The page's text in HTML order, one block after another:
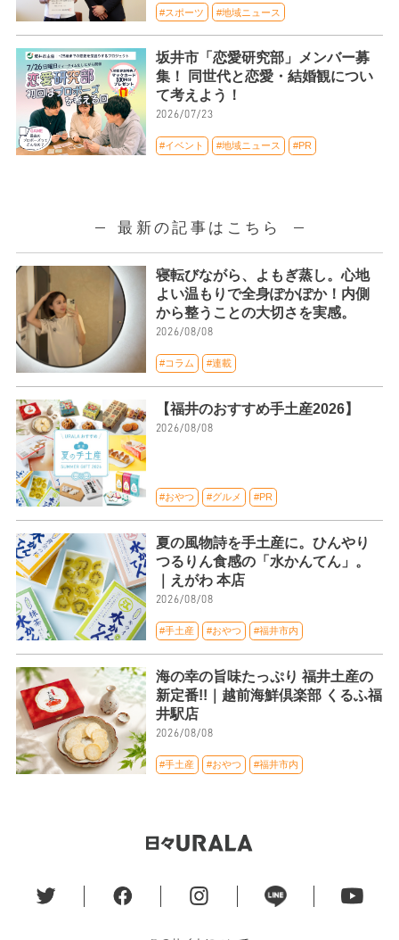
#スポーツ #地域ニュース
坂井市「恋愛研究部」メンバー募
集！ 同世代と恋愛・結婚観につい
て考えよう！
2026/07/23
#イベント #地域ニュース #PR
最新の記事はこちら
寝転びながら、よもぎ蒸し。心地
よい温もりで全身ぽかぽか！内側
から整うことの大切さを実感。
2026/08/08
#コラム #連載
【福井のおすすめ手土産2026】
2026/08/08
#おやつ #グルメ #PR
夏の風物詩を手土産に。ひんやり
つるりん食感の「水かんてん」。
｜えがわ 本店
2026/08/08
#手土産 #おやつ #福井市内
海の幸の旨味たっぷり 福井土産の
新定番!!｜越前海鮮倶楽部 くるふ福
井駅店
2026/08/08
#手土産 #おやつ #福井市内